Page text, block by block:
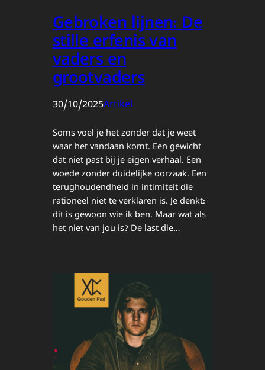
Gebroken lijnen: De
stille erfenis van
vaders en
grootvaders
30/10/2025Artikel
Soms voel je het zonder dat je weet
waar het vandaan komt. Een gewicht
dat niet past bij je eigen verhaal. Een
woede zonder duidelijke oorzaak. Een
terughoudendheid in intimiteit die
rationeel niet te verklaren is. Je denkt:
dit is gewoon wie ik ben. Maar wat als
het niet van jou is? De last die…